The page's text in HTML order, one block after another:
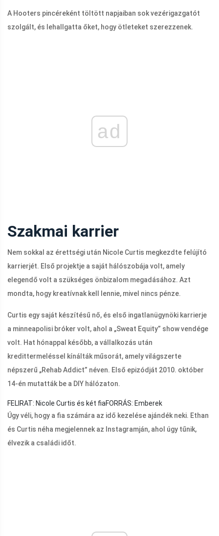
A Hooters pincéreként töltött napjaiban sok vezérigazgatót
szolgált, és lehallgatta őket, hogy ötleteket szerezzenek.
ad
Szakmai karrier
Nem sokkal az érettségi után Nicole Curtis megkezdte felújító
karrierjét. Első projektje a saját hálószobája volt, amely
elegendő volt a szükséges önbizalom megadásához. Azt
mondta, hogy kreatívnak kell lennie, mivel nincs pénze.
Curtis egy saját készítésű nő, és első ingatlanügynöki karrierje
a minneapolisi bróker volt, ahol a „Sweat Equity” show vendége
volt. Hat hónappal később, a vállalkozás után
kredittermeléssel kínálták műsorát, amely világszerte
népszerű „Rehab Addict” néven. Első epizódját 2010. október
14-én mutatták be a DIY hálózaton.
FELIRAT: Nicole Curtis és két fiaFORRÁS: Emberek
Úgy véli, hogy a fia számára az idő kezelése ajándék neki. Ethan
és Curtis néha megjelennek az Instagramján, ahol úgy tűnik,
élvezik a családi időt.